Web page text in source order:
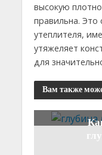
высокую
правильна. Это
утеплителя,
утяжеляет
для
Вам также